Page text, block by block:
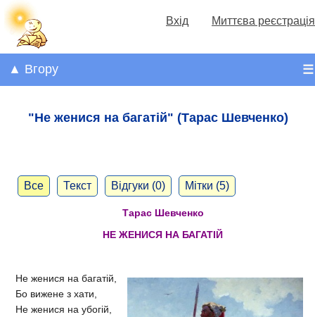
Вхід Миттєва реєстрація
☰
▲ Вгору
"Не женися на багатій" (Тарас Шевченко)
Все Текст Відгуки (0) Мітки (5)
Тарас Шевченко
НЕ ЖЕНИСЯ НА БАГАТІЙ
Не женися на багатій,
Бо вижене з хати,
Не женися на убогій,